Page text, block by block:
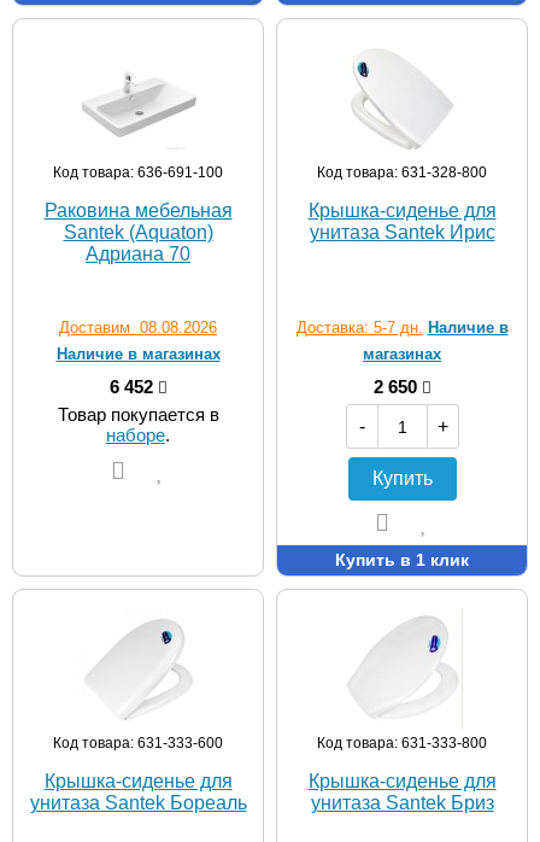
Код товара: 636-691-100
Раковина мебельная
Santek (Aquaton)
Адриана 70
Доставим 08.08.2026
Наличие в магазинах
6 452
Товар покупается в
наборе.
Код товара: 631-328-800
Крышка-сиденье для
унитаза Santek Ирис
Доставка: 5-7 дн. Наличие в
магазинах
2 650
-
+
Купить
Купить в 1 клик
Код товара: 631-333-600
Крышка-сиденье для
унитаза Santek Бореаль
Код товара: 631-333-800
Крышка-сиденье для
унитаза Santek Бриз